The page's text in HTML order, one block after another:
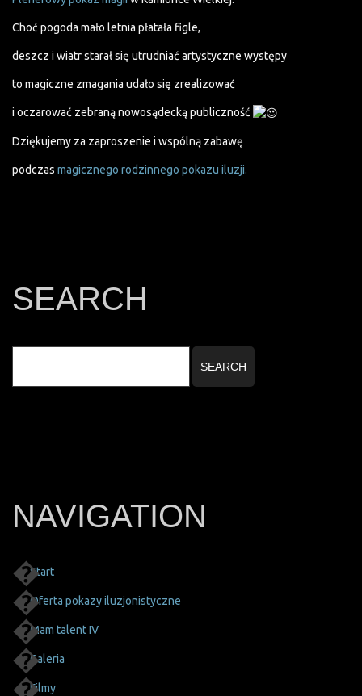
Choć pogoda mało letnia płatała figle,
deszcz i wiatr starał się utrudniać artystyczne występy
to magiczne zmagania udało się zrealizować
i oczarować zebraną nowosądecką publiczność
Dziękujemy za zaproszenie i wspólną zabawę
podczas magicznego rodzinnego pokazu iluzji.
SEARCH
NAVIGATION
Start
Oferta pokazy iluzjonistyczne
Mam talent IV
Galeria
Filmy